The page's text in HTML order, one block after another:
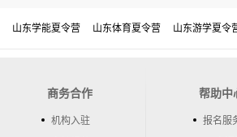
山东学能夏令营 山东体育夏令营 山东游学夏令
商务合作
机构入驻
帮助中
报名服